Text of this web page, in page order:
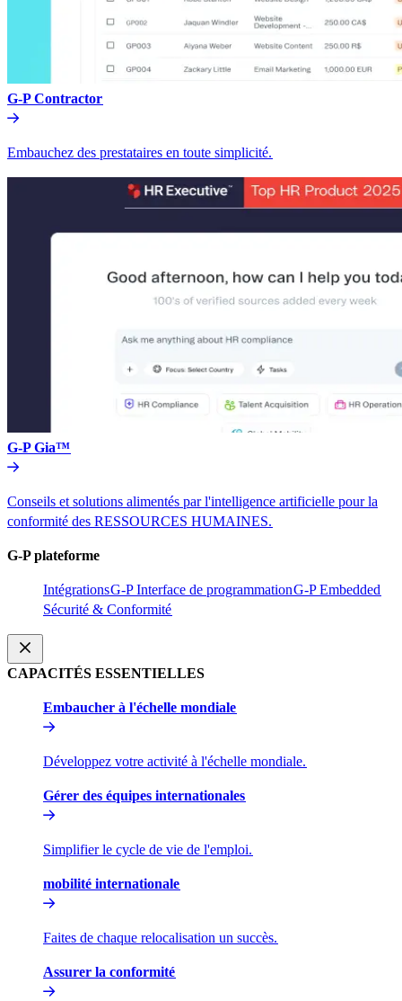
G-P Contractor​​
Embauchez des prestataires en toute simplicité.​​
G-P Gia™​​
Conseils et solutions alimentés par l'intelligence artificielle pour la
conformité des RESSOURCES HUMAINES.​​
G-P plateforme​​
Intégrations​​G-P Interface de programmation​​G-P Embedded​​
Sécurité & Conformité​​
CAPACITÉS ESSENTIELLES​​
Embaucher à l'échelle mondiale​​
Développez votre activité à l'échelle mondiale.​​
Gérer des équipes internationales​​
Simplifier le cycle de vie de l'emploi.​​
mobilité internationale​​
Faites de chaque relocalisation un succès.​​
Assurer la conformité​​